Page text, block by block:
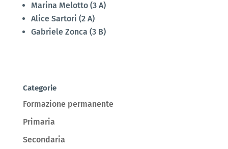
Marina Melotto (3 A)
Alice Sartori (2 A)
Gabriele Zonca (3 B)
Categorie
Formazione permanente
Primaria
Secondaria